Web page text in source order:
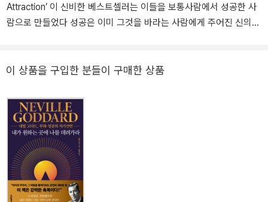
Attraction’ 이 신비한 베스트셀러는 이들을 보통사람에서 성공한 사
람으로 만들었다 성공은 이미 그것을 바라는 사람에게 주어진 신의
신의 음성에 귀 기울이고 실행하면 성공은 이미 우리의 것이 된다 “우
김’을 깨닫고 그것을 받아들여 작동시킨다면 우리에겐 언제나 기쁘고
힘찬 오늘만 있을 것이다. 때로 힘들고 슬픈 일이 다가오더라도, 때로
그 일이 너무나 감당하기 어려워 암담한 실패로 보일지라도 그것은
성공으로 향하는 조금 긴 우회로나 거친 디딤돌에 지나지 않을 것이
다. ” 「머리말」 중에서 전 세계 수천 만에게 끊임없이 전해지고 또 전
해졌던 그 ‘성공의 비밀’이 이제 우리 앞에서 펼쳐진다. 현대의 현자들
의 전해주는 귀하고도 수월한 ‘성공의 길’을 이 한 권의 책에 모았다.
이 상품을 구입한 분들이 구매한 상품